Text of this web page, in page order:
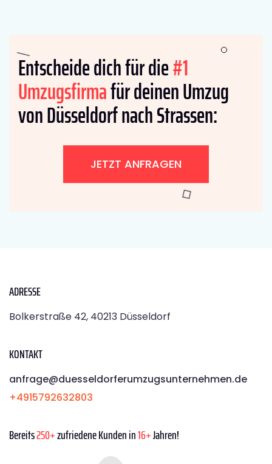
Entscheide dich für die#1
Umzugsfirmafür deinen Umzug
von Düsseldorf nach Strassen:
JETZT ANFRAGEN
ADRESSE
Bolkerstraße 42, 40213 Düsseldorf
KONTAKT
anfrage@duesseldorferumzugsunternehmen.de
+4915792632803
Bereits250+zufriedene Kunden in16+Jahren!